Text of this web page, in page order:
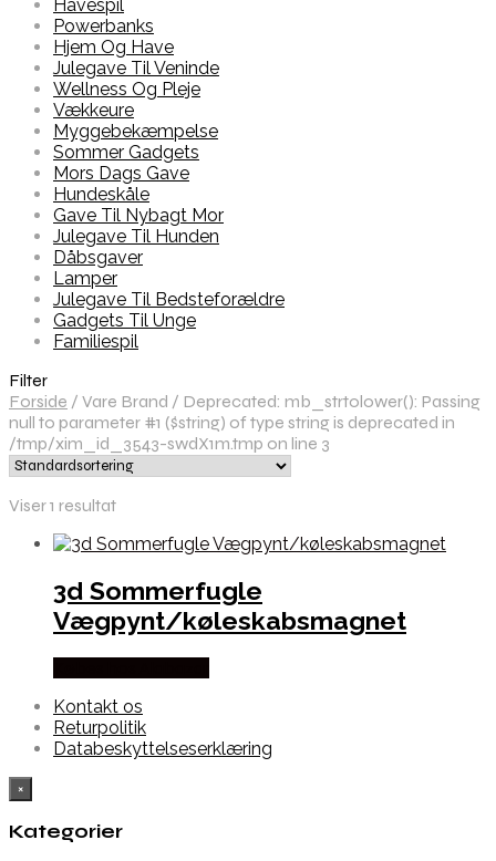
Havespil
Powerbanks
Hjem Og Have
Julegave Til Veninde
Wellness Og Pleje
Vækkeure
Myggebekæmpelse
Sommer Gadgets
Mors Dags Gave
Hundeskåle
Gave Til Nybagt Mor
Julegave Til Hunden
Dåbsgaver
Lamper
Julegave Til Bedsteforældre
Gadgets Til Unge
Familiespil
Filter
Forside / Vare Brand / Deprecated: mb_strtolower(): Passing
null to parameter #1 ($string) of type string is deprecated in
/tmp/xim_id_3543-swdX1m.tmp on line 3
Viser 1 resultat
3d Sommerfugle
Vægpynt/køleskabsmagnet
Kontakt os
Returpolitik
Databeskyttelseserklæring
×
Kategorier